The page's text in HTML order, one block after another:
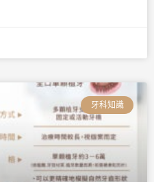
牙科知識